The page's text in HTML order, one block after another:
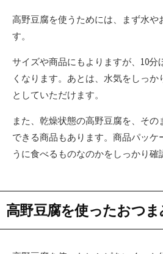
高野豆腐を使うためには、まず水や
す。
サイズや商品にもよりますが、10分
くなります。あとは、水気をしっ
としていただけます。
また、乾燥状態の高野豆腐を、そ
できる商品もあります。商品パッケ
うに食べるものなのかをしっかり確
高野豆腐を使ったおつ